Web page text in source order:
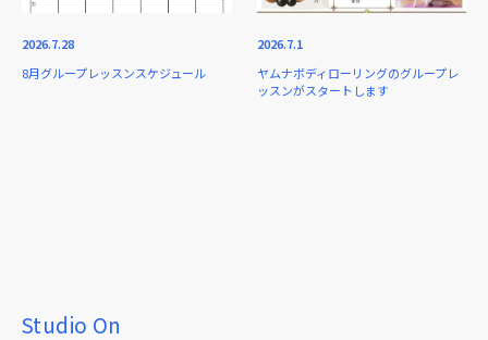
2026.7.28
8月グループレッスンスケジュール
2026.7.1
ヤムナボディローリングのグループレ
ッスンがスタートします
Studio On